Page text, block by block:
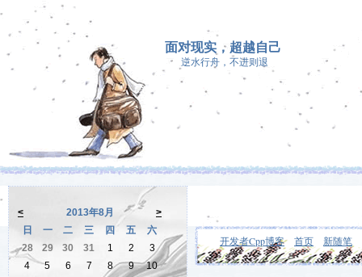
面对现实，超越自己
逆水行舟，不进则退
开发者Cpp博客 首页 新随笔
< 2013年8月
>
日
一 二 三 四 五
六
28
29 30 31 1 2
3
4
5 6 7 8 9
10